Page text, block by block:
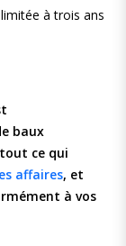
à trois ans
baux
ce qui
affaires, et
à vos